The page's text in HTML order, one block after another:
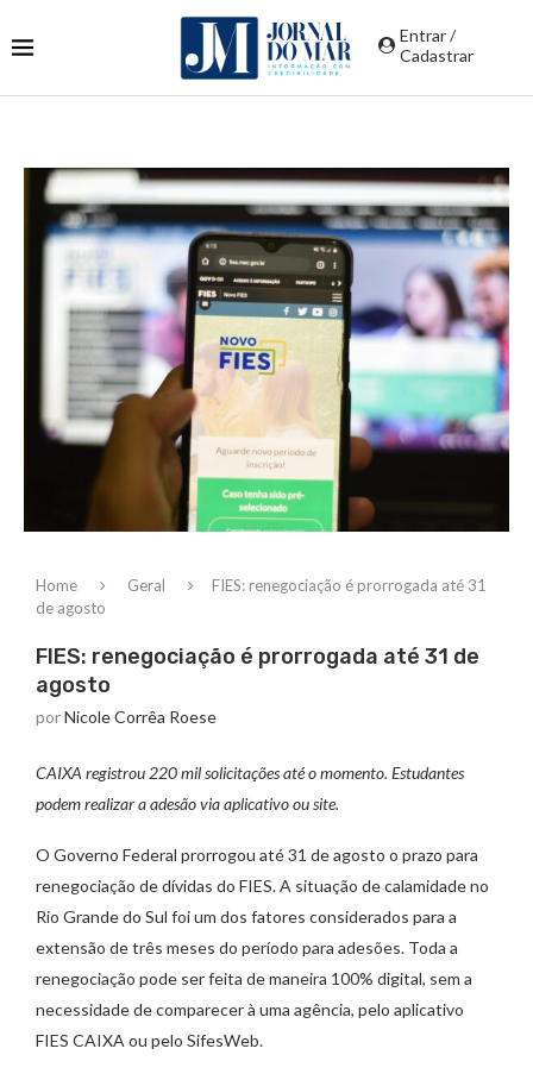
Entrar /
Cadastrar
Home Geral
FIES: renegociação é prorrogada até 31
de agosto
FIES: renegociação é prorrogada até 31 de
agosto
porNicole Corrêa Roese
CAIXA registrou 220 mil solicitações até o momento. Estudantes
podem realizar a adesão via aplicativo ou site.
O Governo Federal prorrogou até 31 de agosto o prazo para
renegociação de dívidas do FIES. A situação de calamidade no
Rio Grande do Sul foi um dos fatores considerados para a
extensão de três meses do período para adesões. Toda a
renegociação pode ser feita de maneira 100% digital, sem a
necessidade de comparecer à uma agência, pelo aplicativo
FIES CAIXA ou pelo SifesWeb.